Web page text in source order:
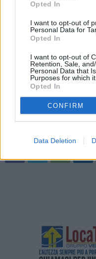
Opted In
I want to opt-out of
Personal Data for
Opted In
I want to opt-out of
Retention, Sale,
Personal Data that
Purposes for which
Opted In
CONFIRM
Data Deletion
politica nessuno è
lavoro migliore del mondo”
famiglia, ma soprattutto il
leader per superare le
aggiunto. “A chiunque sarà
ha sottolineato.
– foto agenziafotogramma.it
(ITALPRESS).